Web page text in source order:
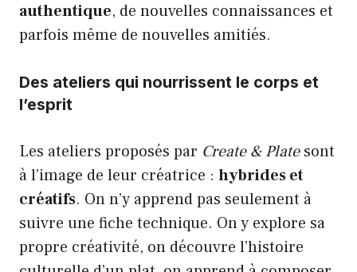
authentique, de nouvelles connaissances et
parfois même de nouvelles amitiés.
Des ateliers qui nourrissent le corps et
l’esprit
Les ateliers proposés par Create & Platesont
à l’image de leur créatrice : hybrides et
créatifs. On n’y apprend pas seulement à
suivre une fiche technique. On y explore sa
propre créativité, on découvre l’histoire